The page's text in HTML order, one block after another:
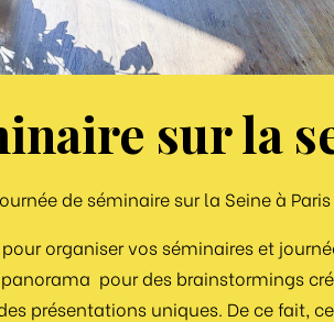
sur la
de séminaire sur la Seine à Paris
organiser vos séminaires et
pour des brainstormings
présentations uniques. De ce fait,